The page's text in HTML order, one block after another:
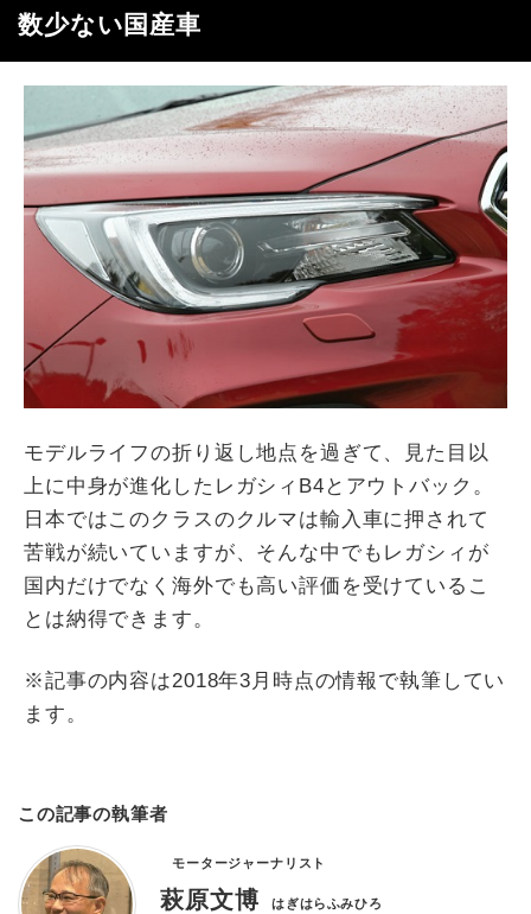
数少ない国産車
モデルライフの折り返し地点を過ぎて、見た目以
上に中身が進化したレガシィB4とアウトバック。
日本ではこのクラスのクルマは輸入車に押されて
苦戦が続いていますが、そんな中でもレガシィが
国内だけでなく海外でも高い評価を受けているこ
とは納得できます。
※記事の内容は2018年3月時点の情報で執筆してい
ます。
この記事の執筆者
モータージャーナリスト
萩原文博 はぎはらふみひろ